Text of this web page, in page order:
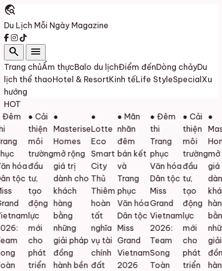
travel_explore
Du Lịch Mỗi Ngày Magazine
search menu
Trang chủẨm thựcBalo du lịchĐiểm đếnDòng chảyDu
lịch thể thaoHotel & ResortKinh tếLife StyleSpecial Xu
hướng
HOT
hóa
tộc
● Cải
thiện
môi
trường
đầu
tư,
tạo
động
lực
mới
cho
phát
triển
●
Masterise
Homes
mở rộng
giá trị
dành cho
khách
hàng
bằng
những
giải pháp
đồng
hành bền
●
Lotte
Eco
Smart
City
Thủ
Thiêm
hoàn
tất
nghĩa
vụ tài
chính
đất
● Mãn
nhãn
đêm
bán kết
và
Trang
phục
Văn hóa
Dân tộc
Miss
Grand
Vietnam
2026
● Đêm
thi
Trang
phục
Văn hóa
Dân tộc
Miss
Grand
Vietnam
2026:
Team
Song
Toàn
● Cải
thiện
môi
trường
đầu
tư,
tạo
động
lực
mới
cho
phát
triển
●
mở
giá
giải